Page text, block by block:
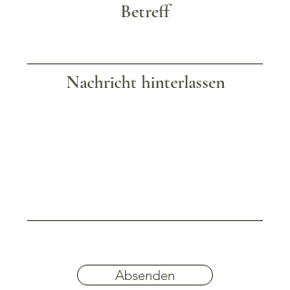
Betreff
Nachricht hinterlassen
Absenden